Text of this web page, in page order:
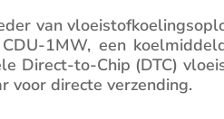
van
1MW, een
Direct-to-Chip (DTC)
voor directe verzending.